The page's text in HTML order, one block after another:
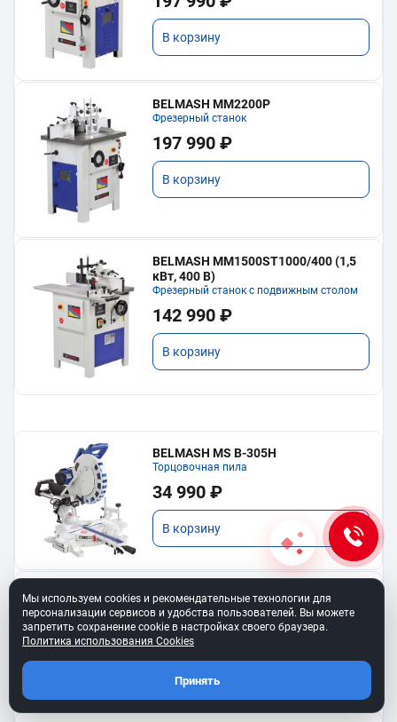
В корзину
BELMASH MM2200P
Фрезерный станок
197 990 ₽
В корзину
BELMASH MM1500ST1000/400 (1,5
кВт, 400 В)
Фрезерный станок с подвижным столом
142 990 ₽
В корзину
BELMASH MS B-305H
Торцовочная пила
34 990 ₽
В корзину
BELMASH MS B-255H
Торцовочная пила
23 690 ₽
Мы используем cookies и рекомендательные технологии для
персонализации сервисов и удобства пользователей. Вы можете
запретить сохранение cookie в настройках своего браузера.
Политика использования Cookies
Принять